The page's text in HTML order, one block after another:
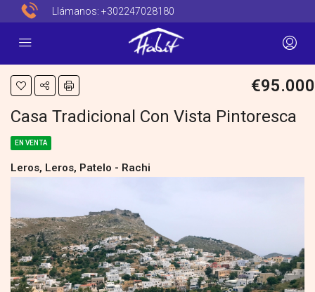
Llámanos: +302247028180
€95.000
Casa Tradicional Con Vista Pintoresca
EN VENTA
Leros, Leros, Patelo - Rachi